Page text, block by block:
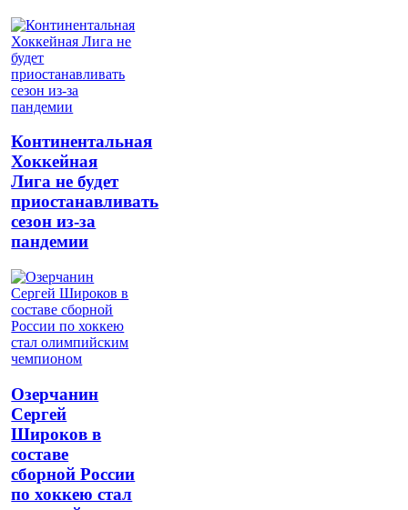
Континентальная
Хоккейная
Лига не будет
приостанавливать
сезон из-за
пандемии
Озерчанин
Сергей
Широков в
составе
сборной России
по хоккею стал